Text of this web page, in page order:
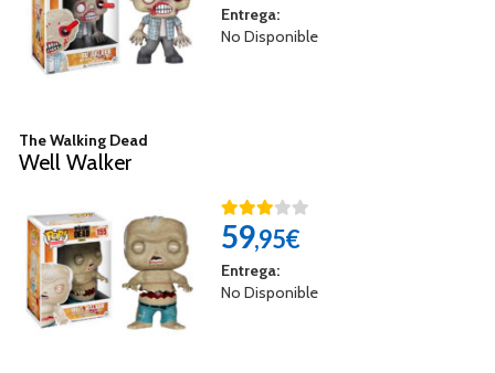
Entrega:
No Disponible
The Walking Dead
Well Walker
59,95€
Entrega:
No Disponible